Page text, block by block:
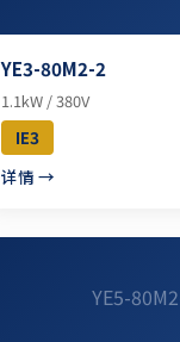
YE3-80M2-2
1.1kW / 380V
IE3
详情 →
YE5-